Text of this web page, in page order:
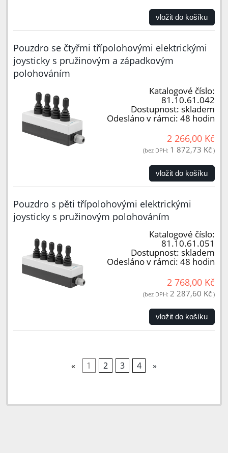
vložit do košíku
Pouzdro se čtyřmi třípolohovými elektrickými
joysticky s pružinovým a západkovým
polohováním
Katalogové číslo:
81.10.61.042
Dostupnost: skladem
Odesláno v rámci: 48 hodin
2 266,00 Kč
(bez DPH: 1 872,73 Kč )
vložit do košíku
Pouzdro s pěti třípolohovými elektrickými
joysticky s pružinovým polohováním
Katalogové číslo:
81.10.61.051
Dostupnost: skladem
Odesláno v rámci: 48 hodin
2 768,00 Kč
(bez DPH: 2 287,60 Kč )
vložit do košíku
« 1 2 3 4 »